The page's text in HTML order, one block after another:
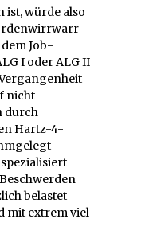
ist, würde also
Job-
I oder ALG II
nicht
durch
Hartz-4-
–
belastet
mit extrem viel